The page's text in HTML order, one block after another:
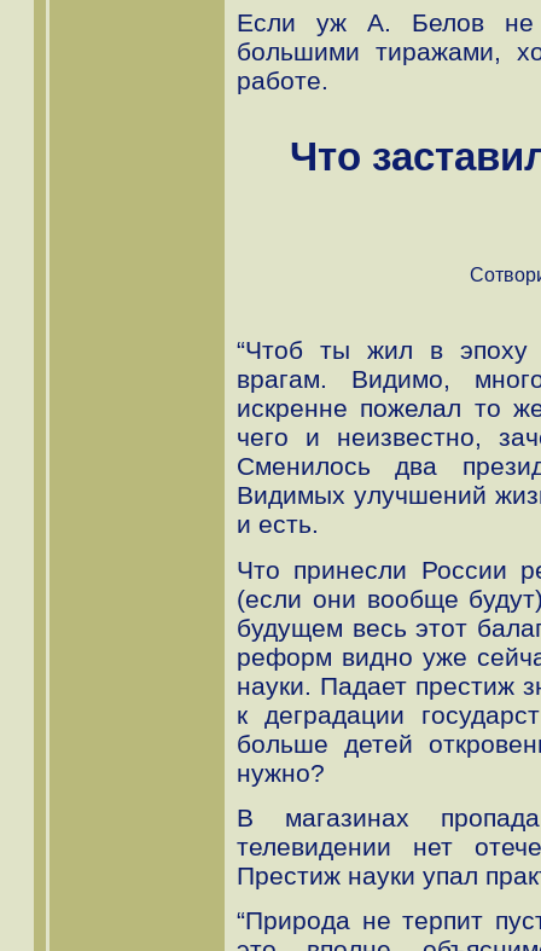
Если уж А. Белов не
большими тиражами,
работе.
Что
“Чтоб ты жил в эпоху
врагам. Видимо,
искренне пожелал то
чего и неизвестно,
Сменилось два
Видимых улучшений
и есть.
Что принесли России
(если они вообще
будущем весь этот
реформ видно уже
науки. Падает престиж
к деградации
больше детей
нужно?
В магазинах
телевидении нет
Престиж науки упал
“Природа не терпит